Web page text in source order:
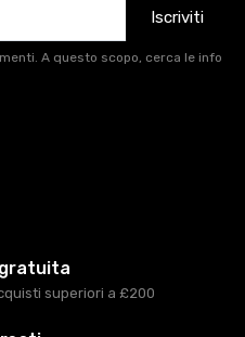
Iscriviti
A questo scopo, cerca le info
superiori a £200